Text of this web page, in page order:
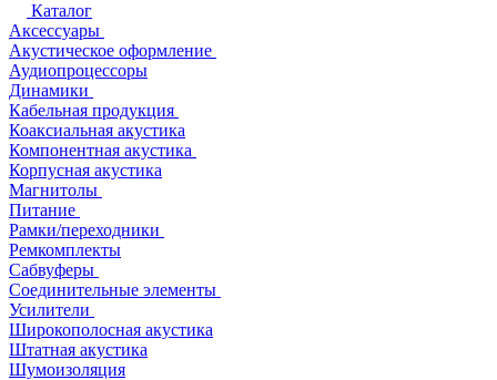
Каталог
Аксессуары
Акустическое оформление
Аудиопроцессоры
Динамики
Кабельная продукция
Коаксиальная акустика
Компонентная акустика
Корпусная акустика
Магнитолы
Питание
Рамки/переходники
Ремкомплекты
Сабвуферы
Соединительные элементы
Усилители
Широкополосная акустика
Штатная акустика
Шумоизоляция